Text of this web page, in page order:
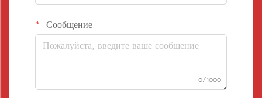
Сообщение
0/1000